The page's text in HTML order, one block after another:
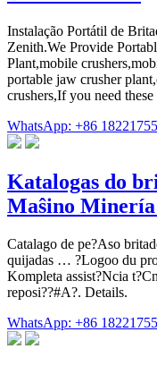
Instalação Portátil de
Zenith.We Provide
Plant,mobile
portable jaw crusher
crushers,If you need
WhatsApp: +86
Katalogas do
Maŝino
Catalago de pe?Aso
quijadas … ?Logoo du
Kompleta assist?Ncia
reposi??#A?. Details.
WhatsApp: +86